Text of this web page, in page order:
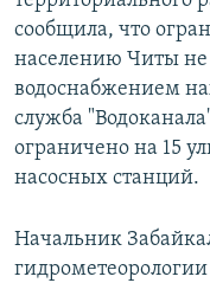
сообщила, что
населению Читы не
водоснабжением
служба
ограничено на 15
насосных станций.
Начальник